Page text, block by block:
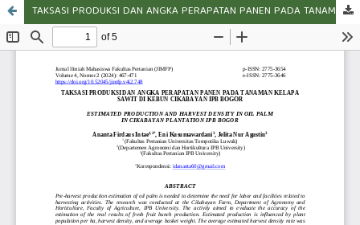
TAKSASI PRODUKSI DAN ANGKA PERAPATAN PANEN PADA TANAMAN KELAPA SAWIT DI KEBUN CIKABAYAN IPB BOGOR